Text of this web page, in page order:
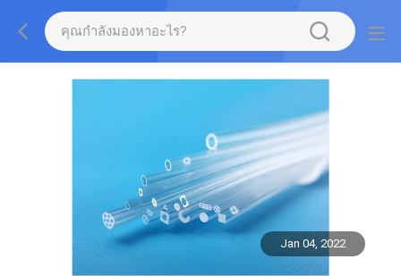
Jan 04, 2022